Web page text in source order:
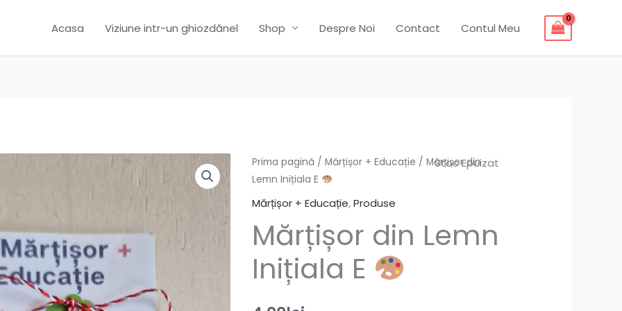
Acasa Viziune intr-un ghiozdănel Shop Despre Noi Contact Contul Meu
Stoc Epuizat
Prima pagină /Mărțișor + Educație / Mărțișor din
Lemn Inițiala E
Mărțișor + Educație,Produse
Mărțișor din Lemn
Inițiala E